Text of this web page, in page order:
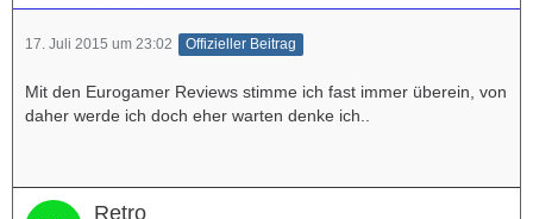
17. Juli 2015 um 23:02 Offizieller Beitrag
Mit den Eurogamer Reviews stimme ich fast immer überein, von
daher werde ich doch eher warten denke ich..
Retro